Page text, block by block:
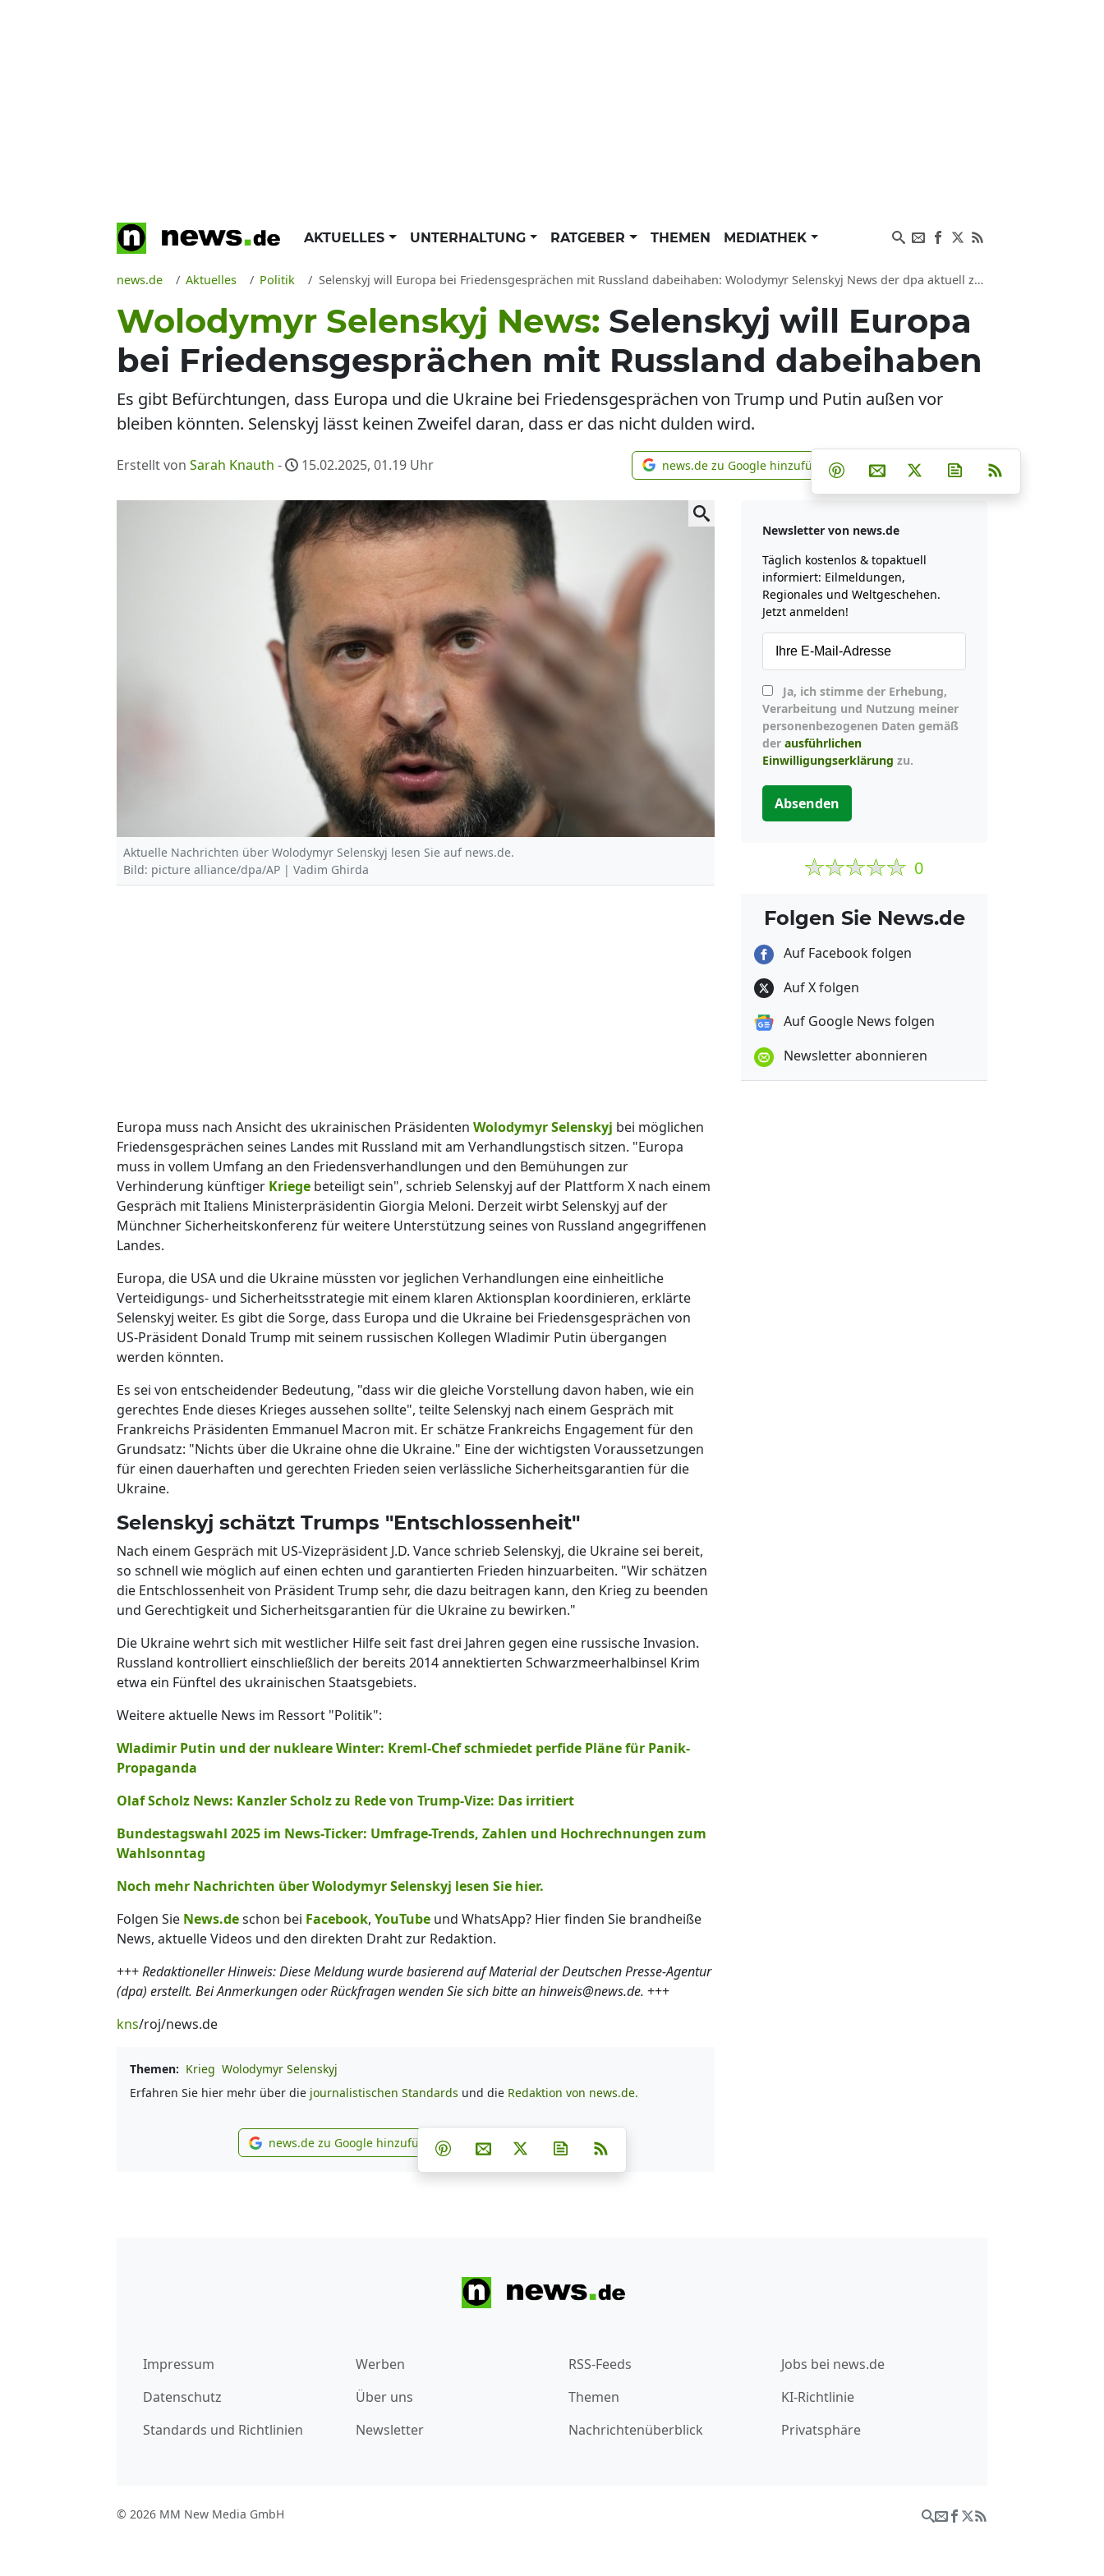
AKTUELLES UNTERHALTUNG RATGEBER THEMEN MEDIATHEK
news.de Aktuelles Politik Selenskyj will Europa bei Friedensgesprächen mit Russland dabeihaben: Wolodymyr Selenskyj News der dpa aktuell zu Krieg, Konflikte und Diplomatie
Wolodymyr Selenskyj News: Selenskyj will Europa
bei Friedensgesprächen mit Russland dabeihaben
Es gibt Befürchtungen, dass Europa und die Ukraine bei Friedensgesprächen von Trump und Putin außen vor
bleiben könnten. Selenskyj lässt keinen Zweifel daran, dass er das nicht dulden wird.
Erstellt von Sarah Knauth - 15.02.2025, 01.19 Uhr news.de zu Google hinzufügen
news.de zu Google hinzufügen Teilen auf Facebook
Teilen auf Whatsapp
Teilen auf Telegram
Teilen auf Pinterest
Per E-Mail teilen
Post auf XNewsletter
Aktuelle Nachrichten über Wolodymyr Selenskyj lesen Sie auf news.de.
Bild: picture alliance/dpa/AP | Vadim Ghirda
Europa muss nach Ansicht des ukrainischen Präsidenten Wolodymyr Selenskyj bei möglichen
Friedensgesprächen seines Landes mit Russland mit am Verhandlungstisch sitzen. "Europa
muss in vollem Umfang an den Friedensverhandlungen und den Bemühungen zur
Verhinderung künftiger Kriege beteiligt sein", schrieb Selenskyj auf der Plattform X nach einem
Gespräch mit Italiens Ministerpräsidentin Giorgia Meloni. Derzeit wirbt Selenskyj auf der
Münchner Sicherheitskonferenz für weitere Unterstützung seines von Russland angegriffenen
Landes.
Europa, die USA und die Ukraine müssten vor jeglichen Verhandlungen eine einheitliche
Verteidigungs- und Sicherheitsstrategie mit einem klaren Aktionsplan koordinieren, erklärte
Selenskyj weiter. Es gibt die Sorge, dass Europa und die Ukraine bei Friedensgesprächen von
US-Präsident Donald Trump mit seinem russischen Kollegen Wladimir Putin übergangen
werden könnten.
Es sei von entscheidender Bedeutung, "dass wir die gleiche Vorstellung davon haben, wie ein
gerechtes Ende dieses Krieges aussehen sollte", teilte Selenskyj nach einem Gespräch mit
Frankreichs Präsidenten Emmanuel Macron mit. Er schätze Frankreichs Engagement für den
Grundsatz: "Nichts über die Ukraine ohne die Ukraine." Eine der wichtigsten Voraussetzungen
für einen dauerhaften und gerechten Frieden seien verlässliche Sicherheitsgarantien für die
Ukraine.
Selenskyj schätzt Trumps "Entschlossenheit"
Nach einem Gespräch mit US-Vizepräsident J.D. Vance schrieb Selenskyj, die Ukraine sei bereit,
so schnell wie möglich auf einen echten und garantierten Frieden hinzuarbeiten. "Wir schätzen
die Entschlossenheit von Präsident Trump sehr, die dazu beitragen kann, den Krieg zu beenden
und Gerechtigkeit und Sicherheitsgarantien für die Ukraine zu bewirken."
Die Ukraine wehrt sich mit westlicher Hilfe seit fast drei Jahren gegen eine russische Invasion.
Russland kontrolliert einschließlich der bereits 2014 annektierten Schwarzmeerhalbinsel Krim
etwa ein Fünftel des ukrainischen Staatsgebiets.
Weitere aktuelle News im Ressort "Politik":
Wladimir Putin und der nukleare Winter: Kreml-Chef schmiedet perfide Pläne für Panik-
Propaganda
Olaf Scholz News: Kanzler Scholz zu Rede von Trump-Vize: Das irritiert
Bundestagswahl 2025 im News-Ticker: Umfrage-Trends, Zahlen und Hochrechnungen zum
Wahlsonntag
Noch mehr Nachrichten über Wolodymyr Selenskyj lesen Sie hier.
Folgen Sie News.deschon bei Facebook, YouTube und WhatsApp? Hier finden Sie brandheiße
News, aktuelle Videos und den direkten Draht zur Redaktion.
+++Redaktioneller Hinweis: Diese Meldung wurde basierend auf Material der Deutschen Presse-Agentur
(dpa) erstellt. Bei Anmerkungen oder Rückfragen wenden Sie sich bitte an hinweis@news.de. +++
kns/roj/news.de
Themen: Krieg Wolodymyr Selenskyj
Erfahren Sie hier mehr über die journalistischen Standards und die Redaktion von news.de.
news.de zu Google hinzufügen
news.de zu Google hinzufügen Teilen auf Facebook
Teilen auf Whatsapp
Teilen auf Telegram
Teilen auf Pinterest
Per E-Mail teilen
Post auf XNewsletter abonnieren
Newsletter von news.de
Täglich kostenlos & topaktuell
informiert: Eilmeldungen,
Regionales und Weltgeschehen.
Jetzt anmelden!
Verarbeitung und Nutzung meiner
personenbezogenen Daten gemäß
der ausführlichen
Einwilligungserklärung zu.
Absenden
0
Folgen Sie News.de
Auf Facebook folgen
Auf X folgen
Auf Google News folgen
Newsletter abonnieren
Impressum
Datenschutz
Standards und Richtlinien
Werben
Über uns
Newsletter
RSS-Feeds
Themen
Nachrichtenüberblick
Jobs bei news.de
KI-Richtlinie
Privatsphäre
© 2026 MM New Media GmbH